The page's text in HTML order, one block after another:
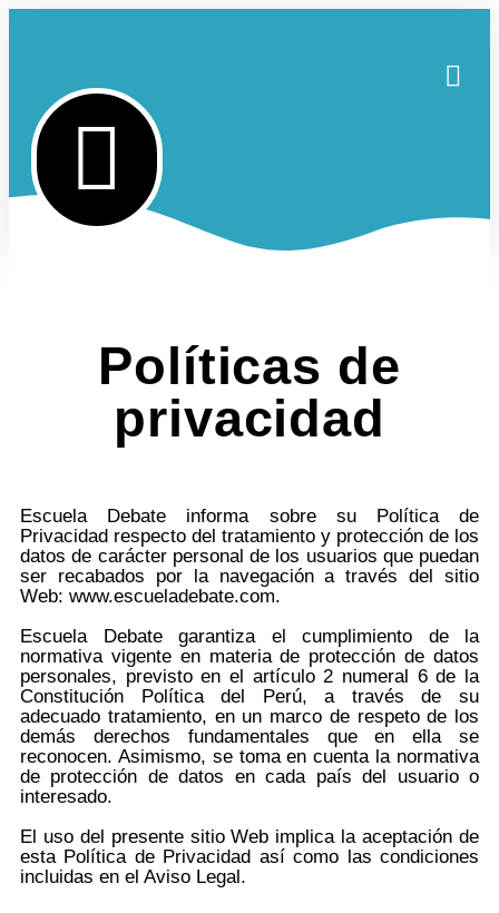
Políticas de
privacidad
Escuela Debate informa sobre su Política de
Privacidad respecto del tratamiento y protección de los
datos de carácter personal de los usuarios que puedan
ser recabados por la navegación a través del sitio
Web: www.escueladebate.com.
Escuela Debate garantiza el cumplimiento de la
normativa vigente en materia de protección de datos
personales, previsto en el artículo 2 numeral 6 de la
Constitución Política del Perú, a través de su
adecuado tratamiento, en un marco de respeto de los
demás derechos fundamentales que en ella se
reconocen. Asimismo, se toma en cuenta la normativa
de protección de datos en cada país del usuario o
interesado.
El uso del presente sitio Web implica la aceptación de
esta Política de Privacidad así como las condiciones
incluidas en el Aviso Legal.